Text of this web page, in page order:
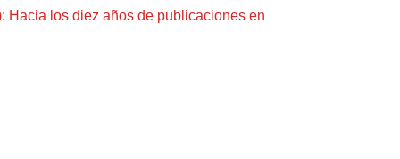
Hacia los diez años de publicaciones en